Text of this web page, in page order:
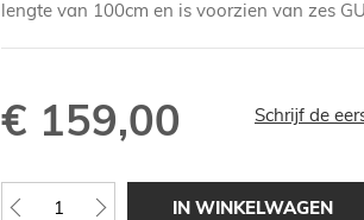
lengte van 100cm en is voorzien van zes
€ 159,00 Schrijf de
IN WINKELWAGEN